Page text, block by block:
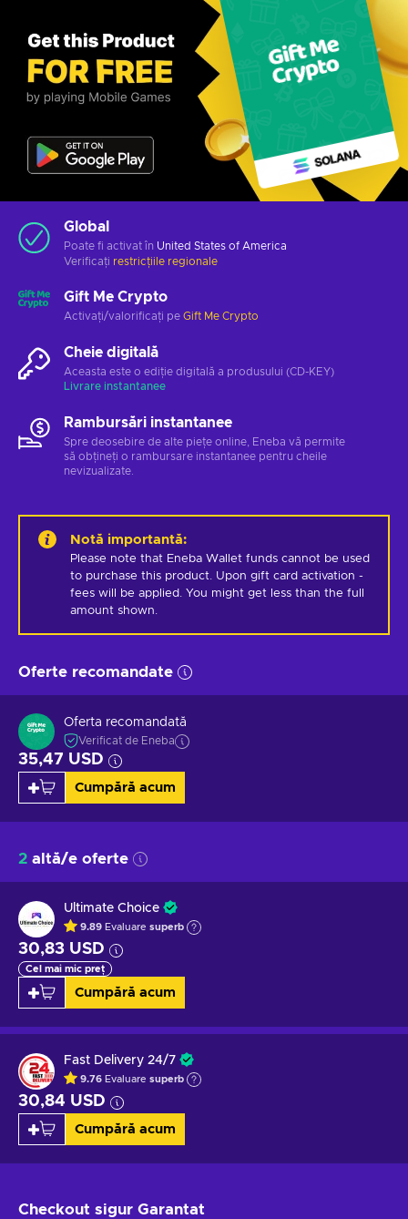
Global
Poate fi activat în United States of America
Verificați restricțiile regionale
Gift Me Crypto
Activați/valorificați pe Gift Me Crypto
Cheie digitală
Aceasta este o ediție digitală a produsului (CD-KEY)
Livrare instantanee
Rambursări instantanee
Spre deosebire de alte piețe online, Eneba vă permite
să obțineți o rambursare instantanee pentru cheile
nevizualizate.
Notă importantă:
Please note that Eneba Wallet funds cannot be used
to purchase this product. Upon gift card activation -
fees will be applied. You might get less than the full
amount shown.
Oferte recomandate
Oferta recomandată
Verificat de Eneba
35,47 USD
Cumpără acum
2 altă/e oferte
Ultimate Choice
9.89 Evaluare superb
30,83 USD
Cel mai mic preț
Cumpără acum
Fast Delivery 24/7
9.76 Evaluare superb
30,84 USD
Cumpără acum
Checkout sigur Garantat